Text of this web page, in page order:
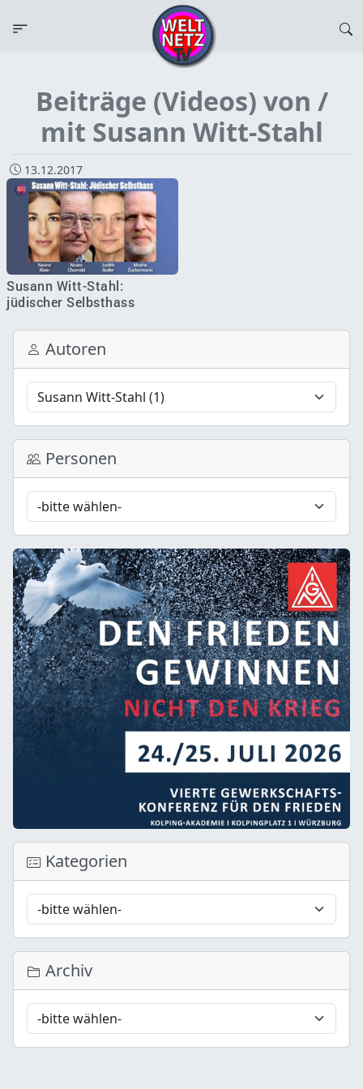
Beiträge (Videos) von /
mit Susann Witt-Stahl
13.12.2017
Susann Witt-Stahl:
jüdischer Selbsthass
Autoren
Personen
Kategorien
Archiv